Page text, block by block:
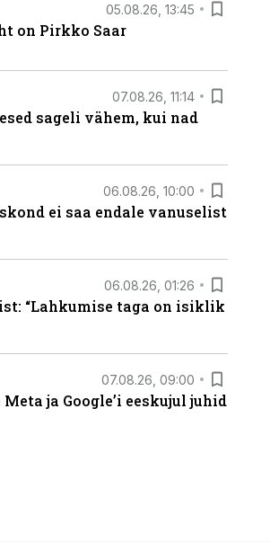
05.08.26, 13:45
on Pirkko Saar
07.08.26, 11:14
sageli vähem, kui nad
06.08.26, 10:00
ei saa endale vanuselist
06.08.26, 01:26
“Lahkumise taga on isiklik
07.08.26, 09:00
ja Google’i eeskujul juhid